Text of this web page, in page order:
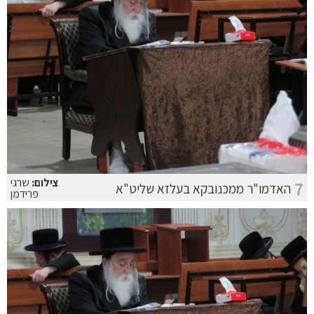
7 האדמו"ר ממכנובקא בעלזא שליט"א צילום: שרגי
פרידמן